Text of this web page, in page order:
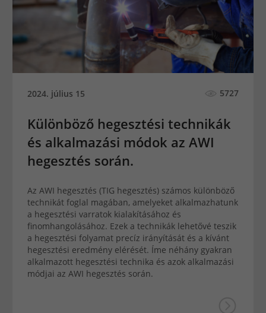
2024. július 15 5727
Különböző hegesztési technikák
és alkalmazási módok az AWI
hegesztés során.
Az AWI hegesztés (TIG hegesztés) számos különböző
technikát foglal magában, amelyeket alkalmazhatunk
a hegesztési varratok kialakításához és
finomhangolásához. Ezek a technikák lehetővé teszik
a hegesztési folyamat precíz irányítását és a kívánt
hegesztési eredmény elérését. Íme néhány gyakran
alkalmazott hegesztési technika és azok alkalmazási
módjai az AWI hegesztés során.